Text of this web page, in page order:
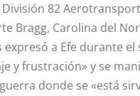
82
Bragg, Carolina del
expresó a Efe durante el
y frustración» y se
donde se «está